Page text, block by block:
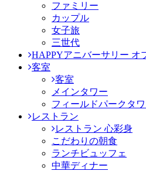
ファミリー
カップル
女子旅
三世代
HAPPYアニバーサリー オ
客室
客室
メインタワー
フィールドパークタ
レストラン
レストラン 心彩身
こだわりの朝食
ランチビュッフェ
中華ディナー